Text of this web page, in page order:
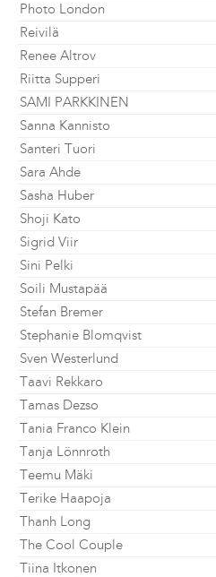
Photo London
Reivilä
Renee Altrov
Riitta Supperi
SAMI PARKKINEN
Sanna Kannisto
Santeri Tuori
Sara Ahde
Sasha Huber
Shoji Kato
Sigrid Viir
Sini Pelki
Soili Mustapää
Stefan Bremer
Stephanie Blomqvist
Sven Westerlund
Taavi Rekkaro
Tamas Dezso
Tania Franco Klein
Tanja Lönnroth
Teemu Mäki
Terike Haapoja
Thanh Long
The Cool Couple
Tiina Itkonen